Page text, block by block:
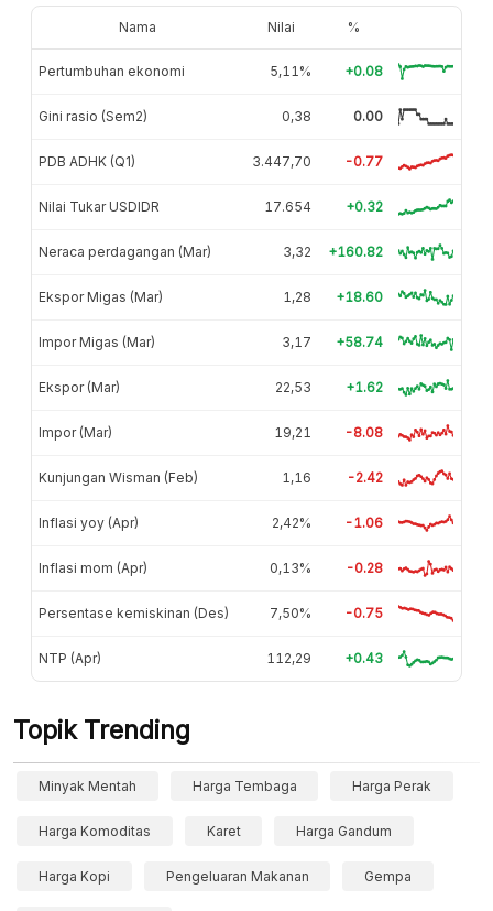
Nama Nilai %
Pertumbuhan ekonomi 5,11% +0.08
Gini rasio (Sem2) 0,38 0.00
PDB ADHK (Q1) 3.447,70 -0.77
Nilai Tukar USDIDR 17.654 +0.32
Neraca perdagangan (Mar) 3,32 +160.82
Ekspor Migas (Mar) 1,28 +18.60
Impor Migas (Mar) 3,17 +58.74
Ekspor (Mar) 22,53 +1.62
Impor (Mar) 19,21 -8.08
Kunjungan Wisman (Feb) 1,16 -2.42
Inflasi yoy (Apr) 2,42% -1.06
Inflasi mom (Apr) 0,13% -0.28
Persentase kemiskinan (Des) 7,50% -0.75
NTP (Apr) 112,29 +0.43
Topik Trending
Minyak Mentah Harga Tembaga Harga Perak
Harga Komoditas Karet Harga Gandum
Harga Kopi Pengeluaran Makanan Gempa